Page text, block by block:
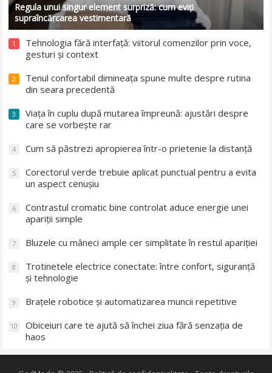
Regula unui singur element surpriză: cum eviți
supraîncărcarea vestimentară
1
Tehnologia fără interfață: viitorul comenzilor prin voce,
gesturi și context
2
Tenul confortabil dimineața spune multe despre rutina
din seara precedentă
3
Viața în cuplu după mutarea împreună: ajustări despre
care se vorbește rar
4 Cum să păstrezi apropierea într-o prietenie la distanță
5
Corectorul verde trebuie aplicat punctual pentru a evita
un aspect cenușiu
6
Contrastul cromatic bine controlat aduce energie unei
apariții simple
7 Bluzele cu mâneci ample cer simplitate în restul apariției
8
Trotinetele electrice conectate: între confort, siguranță
și tehnologie
9 Brațele robotice și automatizarea muncii repetitive
10
Obiceiuri care te ajută să închei ziua fără senzația de
haos